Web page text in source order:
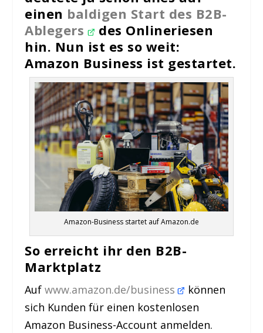
einen baldigen Start des B2B-
Ablegers
des Onlineriesen
hin. Nun ist es so weit:
Amazon Business ist gestartet.
Amazon-Business startet auf Amazon.de
So erreicht ihr den B2B-
Marktplatz
Aufwww.amazon.de/business
können
sich Kunden für einen kostenlosen
Amazon Business-Account anmelden.